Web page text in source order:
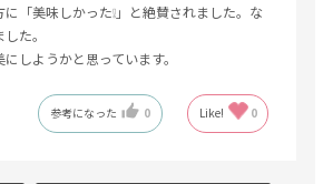
「美味しかった❕️」と絶賛されました。な
た。
しようかと思っています。
参考になった 0 Like! 0